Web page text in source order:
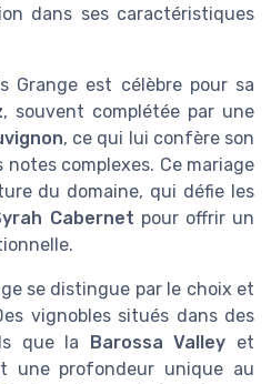
dans ses caractéristiques
Grange est célèbre pour sa
, souvent complétée par une
, ce qui lui confère son
complexes. Ce mariage
du domaine, qui défie les
Cabernet pour offrir un
se distingue par le choix et
vignobles situés dans des
que la Barossa Valley et
une profondeur unique au